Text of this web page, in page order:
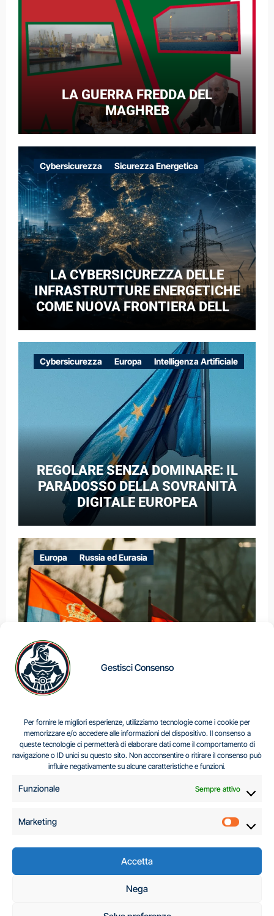
Gestisci Consenso
Per fornire le migliori esperienze, utilizziamo tecnologie come i cookie per
memorizzare e/o accedere alle informazioni del dispositivo. Il consenso a
queste tecnologie ci permetterà di elaborare dati come il comportamento di
navigazione o ID unici su questo sito. Non acconsentire o ritirare il consenso può
influire negativamente su alcune caratteristiche e funzioni.
Funzionale Sempre attivo
Marketing
Accetta
Nega
LA GUERRA FREDDA DEL
MAGHREB
Cybersicurezza Sicurezza Energetica
LA CYBERSICUREZZA DELLE
INFRASTRUTTURE ENERGETICHE
COME NUOVA FRONTIERA DELLA
CASO DELLE RETI ELETTRICHE
EUROPEE NEL CONTESTO DELLA
GUERRA IBRIDA
Cybersicurezza Europa Intelligenza Artificiale
REGOLARE SENZA DOMINARE: IL
PARADOSSO DELLA SOVRANITÀ
DIGITALE EUROPEA
Europa Russia ed Eurasia
Centro Analisi e Studi Italus © Tutti i diritti riservati
C.A.S.I. – Centro
Analisi e Studi Italus